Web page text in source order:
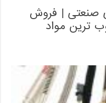
صنعتی | فروش
ترین مواد